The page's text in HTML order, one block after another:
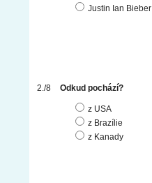
Justin Ian Bieber
Odkud pochází?
z USA
z Brazílie
z Kanady